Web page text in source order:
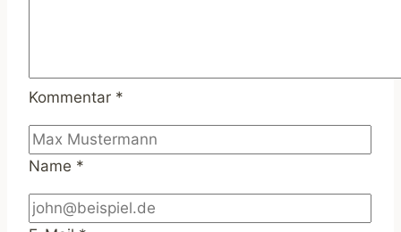
Kommentar *
Name *